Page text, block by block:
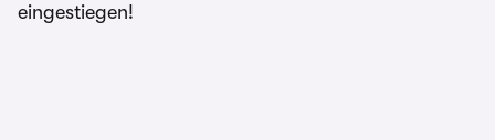
eingestiegen!